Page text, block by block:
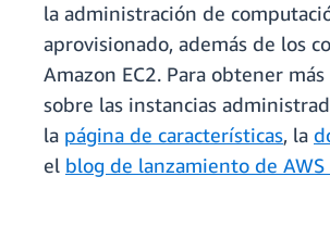
la administración de
aprovisionado, además de los
Amazon EC2. Para obtener
sobre las instancias
la página de características, la
el blog de lanzamiento de AWS